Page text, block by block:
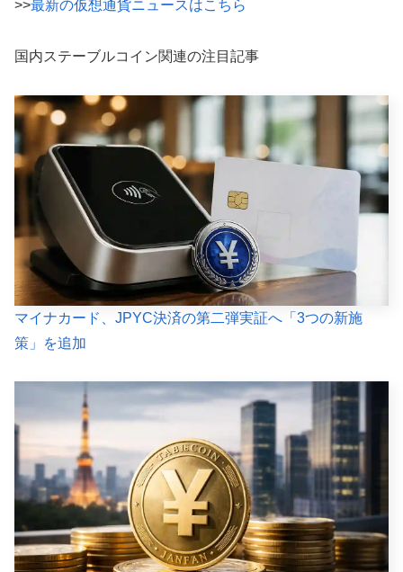
>>最新の仮想通貨ニュースはこちら
国内ステーブルコイン関連の注目記事
マイナカード、JPYC決済の第二弾実証へ「3つの新施
策」を追加